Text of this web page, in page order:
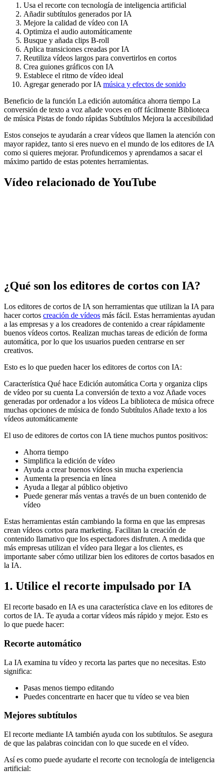
Usa el recorte con tecnología de inteligencia artificial
Añadir subtítulos generados por IA
Mejore la calidad de vídeo con IA
Optimiza el audio automáticamente
Busque y añada clips B-roll
Aplica transiciones creadas por IA
Reutiliza vídeos largos para convertirlos en cortos
Crea guiones gráficos con IA
Establece el ritmo de vídeo ideal
Agregar generado por IA música y efectos de sonido
Beneficio de la función La edición automática ahorra tiempo La
conversión de texto a voz añade voces en off fácilmente Biblioteca
de música Pistas de fondo rápidas Subtítulos Mejora la accesibilidad
Estos consejos te ayudarán a crear vídeos que llamen la atención con
mayor rapidez, tanto si eres nuevo en el mundo de los editores de IA
como si quieres mejorar. Profundicemos y aprendamos a sacar el
máximo partido de estas potentes herramientas.
Vídeo relacionado de YouTube
¿Qué son los editores de cortos con IA?
Los editores de cortos de IA son herramientas que utilizan la IA para
hacer cortos creación de vídeos más fácil. Estas herramientas ayudan
a las empresas y a los creadores de contenido a crear rápidamente
buenos vídeos cortos. Realizan muchas tareas de edición de forma
automática, por lo que los usuarios pueden centrarse en ser
creativos.
Esto es lo que pueden hacer los editores de cortos con IA:
Característica Qué hace Edición automática Corta y organiza clips
de vídeo por su cuenta La conversión de texto a voz Añade voces
generadas por ordenador a los vídeos La biblioteca de música ofrece
muchas opciones de música de fondo Subtítulos Añade texto a los
vídeos automáticamente
El uso de editores de cortos con IA tiene muchos puntos positivos:
Ahorra tiempo
Simplifica la edición de vídeo
Ayuda a crear buenos vídeos sin mucha experiencia
Aumenta la presencia en línea
Ayuda a llegar al público objetivo
Puede generar más ventas a través de un buen contenido de
vídeo
Estas herramientas están cambiando la forma en que las empresas
crean vídeos cortos para marketing. Facilitan la creación de
contenido llamativo que los espectadores disfruten. A medida que
más empresas utilizan el vídeo para llegar a los clientes, es
importante saber cómo utilizar bien los editores de cortos basados en
la IA.
1. Utilice el recorte impulsado por IA
El recorte basado en IA es una característica clave en los editores de
cortos de IA. Te ayuda a cortar vídeos más rápido y mejor. Esto es
lo que puede hacer:
Recorte automático
La IA examina tu vídeo y recorta las partes que no necesitas. Esto
significa:
Pasas menos tiempo editando
Puedes concentrarte en hacer que tu vídeo se vea bien
Mejores subtítulos
El recorte mediante IA también ayuda con los subtítulos. Se asegura
de que las palabras coincidan con lo que sucede en el vídeo.
Así es como puede ayudarte el recorte con tecnología de inteligencia
artificial: